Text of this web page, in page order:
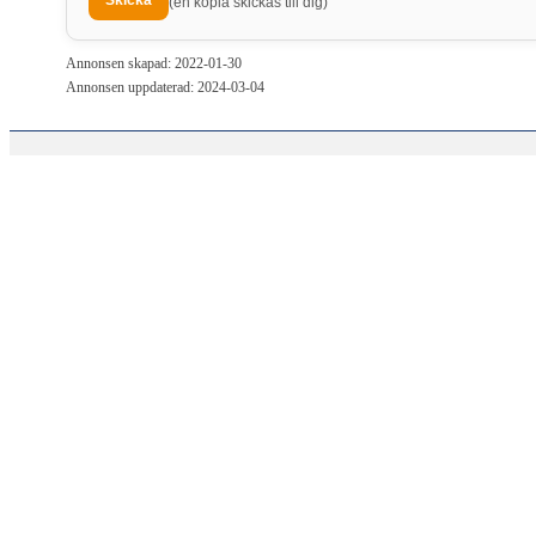
Annonsen skapad: 2022-01-30
Annonsen uppdaterad: 2024-03-04